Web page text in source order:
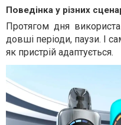
Поведінка у різних
Протягом дня
довші періоди, паузи. І
як пристрій адаптується.